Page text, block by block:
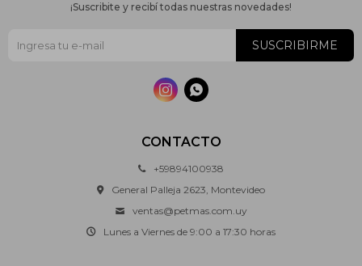
CONTACTO
+59894100938
General Palleja 2623, Montevideo
ventas@petmas.com.uy
Lunes a Viernes de 9:00 a 17:30 horas
¡Suscribite y recibí todas nuestras novedades!
SUSCRIBIRME
 